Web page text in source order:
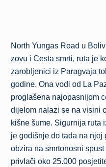
North Yungas Road u
zovu i Cesta smrti, ruta je
zarobljenici iz Paragvaja
godine. Ona vodi od La
proglašena najopasnijom
dijelom nalazi se na visini
kišne šume. Sigurnija ruta
je godišnje do tada na njoj
obzira na smrtonosni
privlači oko 25.000